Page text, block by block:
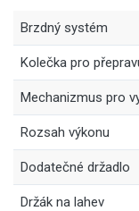
Brzdný systém
Kolečka pro
Mechanizmus pro
Rozsah výkonu
Dodatečné držadlo
Držák na lahev